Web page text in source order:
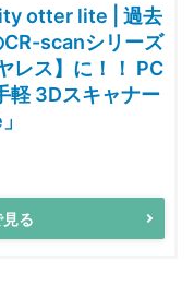
otter lite | 過去
scanシリーズ
レス】に！！ PC
軽 3Dスキャナー
る